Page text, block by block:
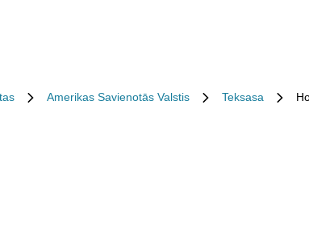
Amerikas Savienotās Valstis Teksasa